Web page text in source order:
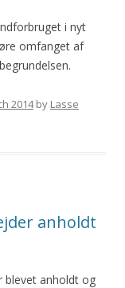
i nyt
omfanget af
2014by Lasse
anholdt
blevet anholdt og